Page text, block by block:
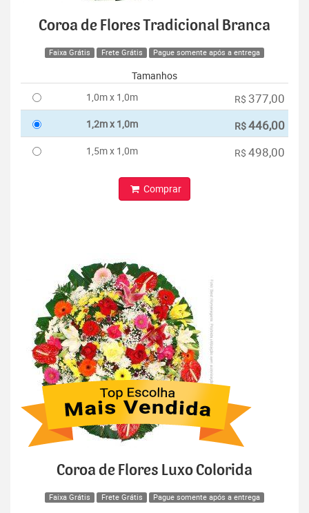
Coroa de Flores Tradicional Branca
Faixa Grátis Frete Grátis Pague somente após a entrega
Tamanhos
1,0m x 1,0m
R$ 377,00
1,2m x 1,0m R$446,00
1,5m x 1,0m R$ 498,00
Comprar
Coroa de Flores Luxo Colorida
Faixa Grátis Frete Grátis Pague somente após a entrega